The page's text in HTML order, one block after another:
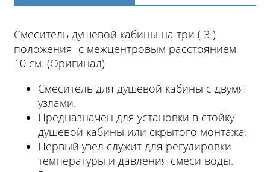
Смеситель душевой кабины на три ( 3 )
положения с межцентровым расстоянием
10 см. (Оригинал)
Смеситель для душевой кабины с двумя
узлами.
Предназначен для установки в стойку
душевой кабины или скрытого монтажа.
Первый узел служит для регулировки
температуры и давления смеси воды.